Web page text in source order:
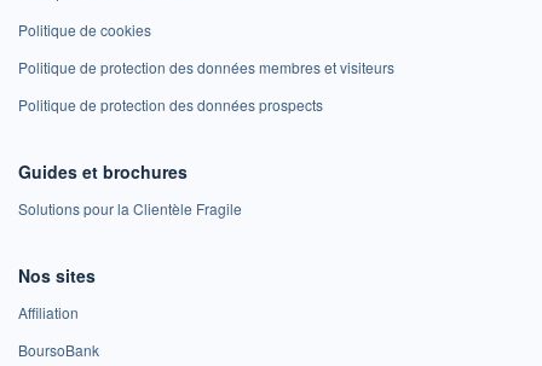
Politique de cookies
Politique de protection des données membres et visiteurs
Politique de protection des données prospects
Guides et brochures
Solutions pour la Clientèle Fragile
Nos sites
Affiliation
BoursoBank